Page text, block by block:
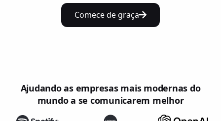
Comece de graça
Ajudando as empresas mais modernas do
mundo a se comunicarem melhor